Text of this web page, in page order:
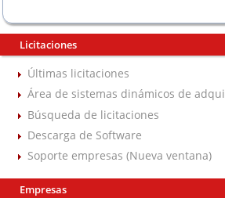
Licitaciones
Últimas licitaciones
Área de sistemas dinámicos de
Búsqueda de licitaciones
Descarga de Software
Soporte empresas (Nueva ventana)
Empresas